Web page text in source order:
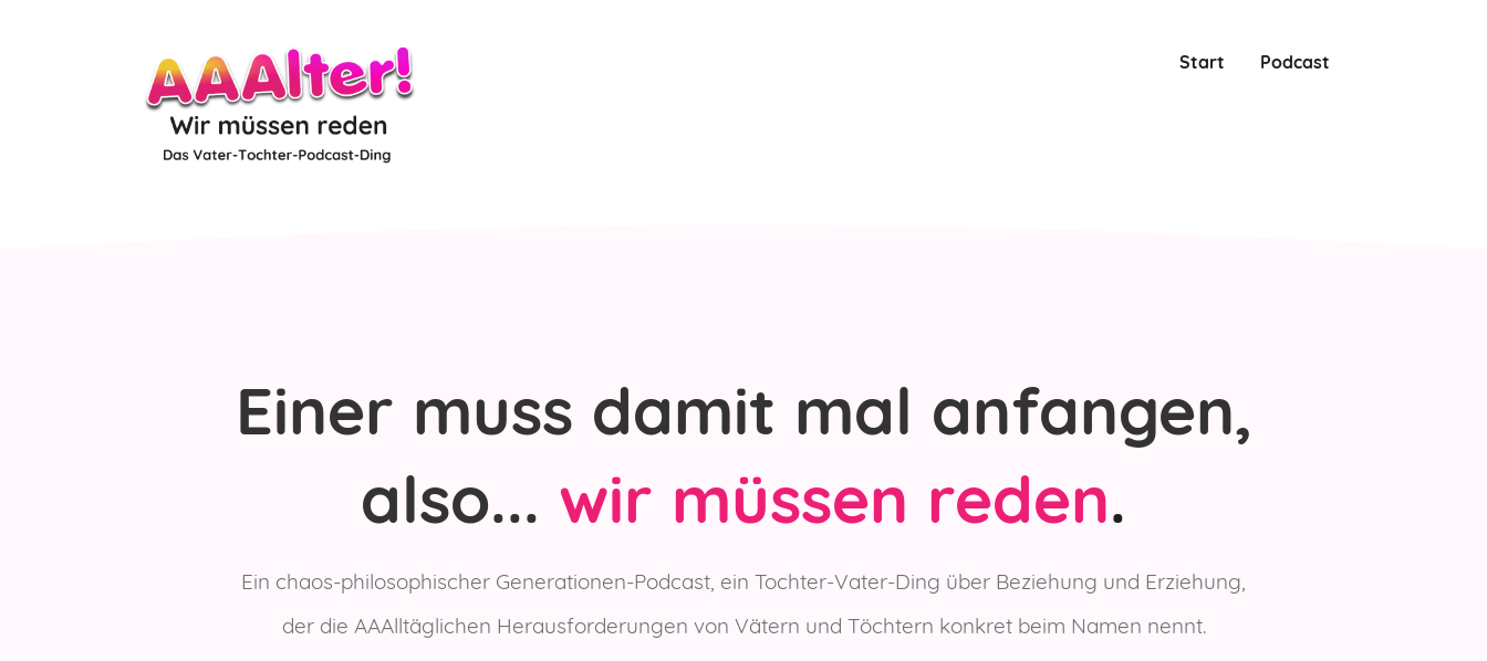
Start Podcast
Einer muss damit mal anfangen,
also... wir müssen reden.
Ein chaos-philosophischer Generationen-Podcast, ein Tochter-Vater-Ding über Beziehung und Erziehung,
der die AAAlltäglichen Herausforderungen von Vätern und Töchtern konkret beim Namen nennt.